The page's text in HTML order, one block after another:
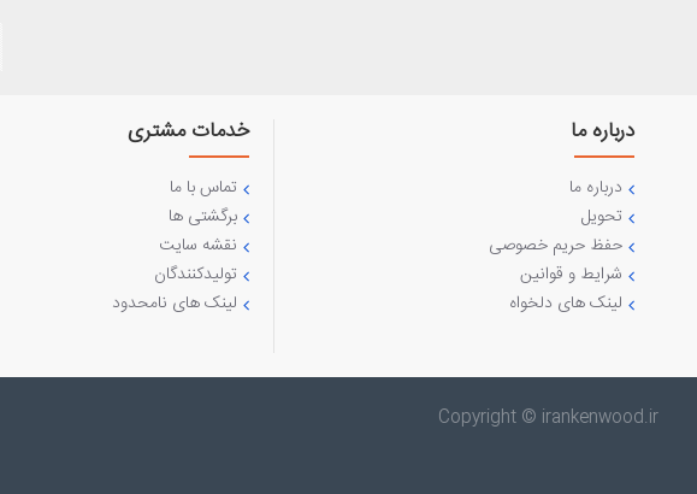
درباره ما
درباره ما
تحویل
حفظ حریم خصوصی
شرایط و قوانین
لینک های دلخواه
خدمات مشتری
تماس با ما
برگشتی ها
نقشه سایت
تولیدکنندگان
لینک های نامحدود
Copyright © irankenwood.ir